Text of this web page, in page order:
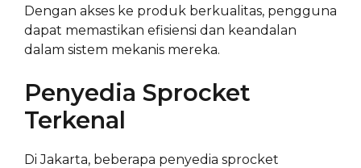
Dengan akses ke produk berkualitas, pengguna
dapat memastikan efisiensi dan keandalan
dalam sistem mekanis mereka.
Penyedia Sprocket
Terkenal
Di Jakarta, beberapa penyedia sprocket